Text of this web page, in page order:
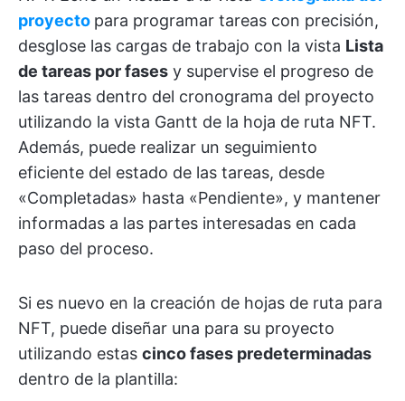
proyecto para programar tareas con precisión,
desglose las cargas de trabajo con la vista Lista
de tareas por fases y supervise el progreso de
las tareas dentro del cronograma del proyecto
utilizando la vista Gantt de la hoja de ruta NFT.
Además, puede realizar un seguimiento
eficiente del estado de las tareas, desde
«Completadas» hasta «Pendiente», y mantener
informadas a las partes interesadas en cada
paso del proceso.
Si es nuevo en la creación de hojas de ruta para
NFT, puede diseñar una para su proyecto
utilizando estas cinco fases predeterminadas
dentro de la plantilla: